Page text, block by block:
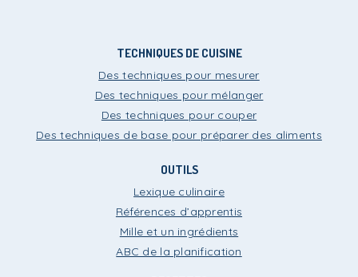
Le
Le
Le
TECHNIQUES DE CUISINE
Des techniques pour mesurer
Des techniques pour mélanger
Des techniques pour couper
Des techniques de base pour préparer des aliments
OUTILS
Lexique culinaire
Références d’apprentis
Mille et un ingrédients
ABC de la planification